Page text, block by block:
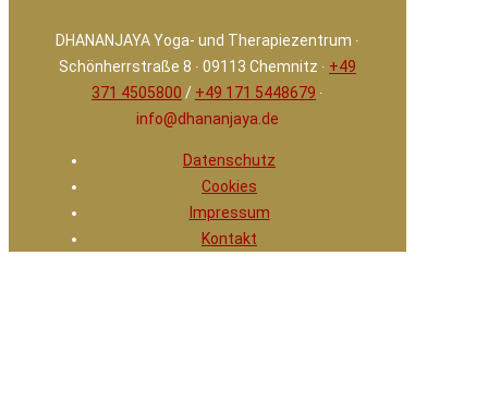
DHANANJAYA Yoga- und Therapiezentrum ∙
Schönherrstraße 8 ∙ 09113 Chemnitz ∙ +49
371 4505800 / +49 171 5448679 ∙
info@dhananjaya.de
Datenschutz
Cookies
Impressum
Kontakt